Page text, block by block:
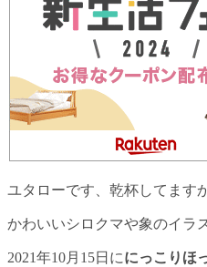
ユタローです、乾杯してます
かわいいシロクマや象のイラ
2021年10月15日ににっこりほ